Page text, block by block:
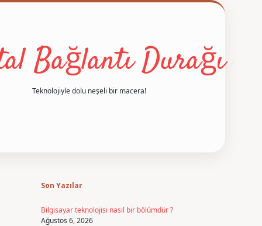
Bağlantı Durağı
Teknolojiyle dolu neşeli bir macera!
Son Yazılar
Bilgisayar teknolojisi nasıl bir bölümdür ?
Ağustos 6, 2026